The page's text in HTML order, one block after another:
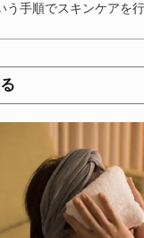
う手順でスキンケアを